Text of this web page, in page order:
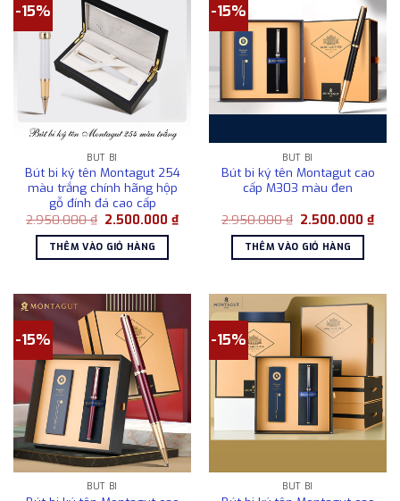
-15%
BÚT BI
Bút bi ký tên Montagut 254
màu trắng chính hãng hộp
gỗ đính đá cao cấp
2.950.000₫ Giá
là:
2.950.000 ₫.
2.500.000₫Giá
hiện
2.500.000 ₫.
THÊM VÀO GIỎ HÀNG
-15%
BÚT BI
Bút bi ký tên Montagut cao
cấp M303 màu đen
2.950.000₫ Giá
là:
2.950.000 ₫.
2.500.000₫Giá
hiện
THÊM VÀO GIỎ HÀNG
-15%
BÚT BI
-15%
BÚT BI